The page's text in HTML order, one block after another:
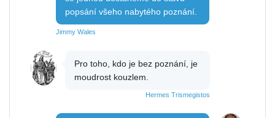
popsání všeho nabytého poznání.
Jimmy Wales
Pro toho, kdo je bez poznání, je
moudrost kouzlem.
Hermes Trismegistos